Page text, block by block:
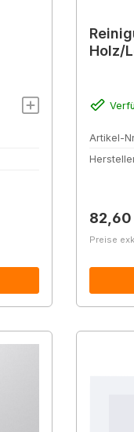
Holz/
Artikel-
82,60
Preise